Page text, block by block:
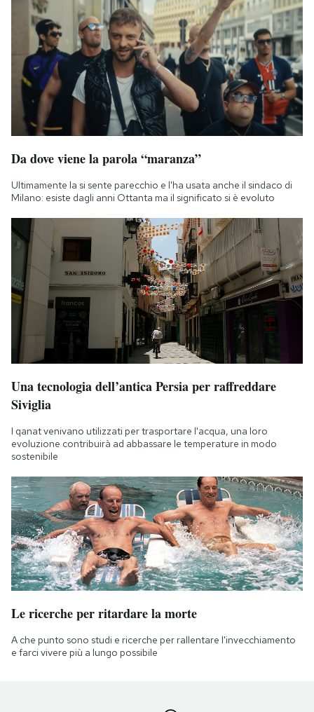
Da dove viene la parola “maranza”
Ultimamente la si sente parecchio e l'ha usata anche il sindaco di
Milano: esiste dagli anni Ottanta ma il significato si è evoluto
Una tecnologia dell’antica Persia per raffreddare
Siviglia
I qanat venivano utilizzati per trasportare l'acqua, una loro
evoluzione contribuirà ad abbassare le temperature in modo
sostenibile
Le ricerche per ritardare la morte
A che punto sono studi e ricerche per rallentare l'invecchiamento
e farci vivere più a lungo possibile